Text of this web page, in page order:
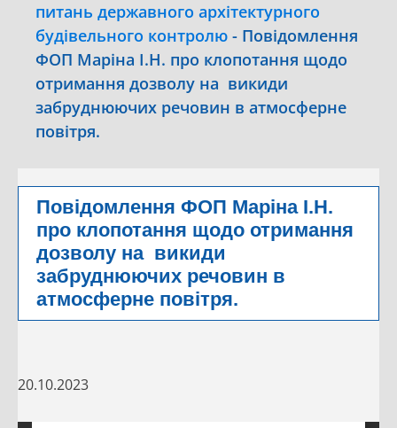
питань державного архітектурного
будівельного контролю - Повідомлення
ФОП Маріна І.Н. про клопотання щодо
отримання дозволу на викиди
забруднюючих речовин в атмосферне
повітря.
Повідомлення ФОП Маріна І.Н.
про клопотання щодо отримання
дозволу на викиди
забруднюючих речовин в
атмосферне повітря.
20.10.2023